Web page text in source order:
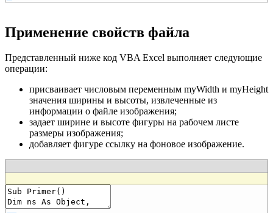
Применение свойств файла
Представленный ниже код VBA Excel выполняет следующие
операции:
присваивает числовым переменным myWidth и myHeight
значения ширины и высоты, извлеченные из
информации о файле изображения;
задает ширине и высоте фигуры на рабочем листе
размеры изображения;
добавляет фигуре ссылку на фоновое изображение.